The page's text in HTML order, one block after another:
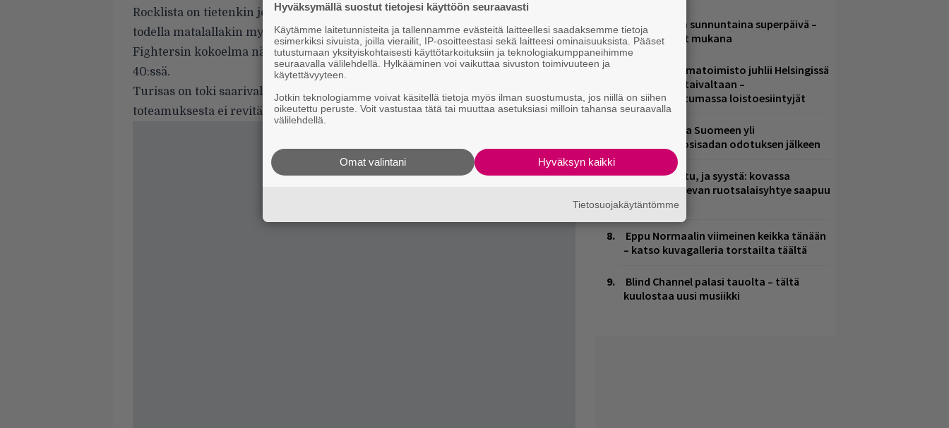
Rocklista on tietenkin jonkinlainen suosion indikaattori, mutta sille ylletään
todella matalallakin myynnillä. Listan levyistä vain kärjessä oleva Foo
Fightersin kokoelma näkyy myös isolla Top 75 -albumilistalla eikä sekään Top
40:ssä.
Turisas on toki saarivaltakunnassa melko suosittu, mutta ikävä kyllä siitä
toteamuksesta ei revitä vielä tarpeeksi mehukkaita otsikoita.
Tampereella sunnuntaina superpäivä –
nämä artistit mukana
Mainio ohjelmatoimisto juhlii Helsingissä
10-vuotista taivaltaan –
ilmaistapahtumassa loistoesiintyjät
Weezer palaa Suomeen yli
neljännesvuosisadan odotuksen jälkeen
Kent mainittu, ja syystä: kovassa
nosteessa olevan ruotsalaisyhtye saapuu
Suomeen
Eppu Normaalin viimeinen keikka tänään
– katso kuvagalleria torstailta täältä
Blind Channel palasi tauolta – tältä
kuulostaa uusi musiikki
Hyväksymällä suostut tietojesi käyttöön seuraavasti
Käytämme laitetunnisteita ja tallennamme evästeitä laitteellesi saadaksemme tietoja
esimerkiksi sivuista, joilla vierailit, IP-osoitteestasi sekä laitteesi ominaisuuksista. Pääset
tutustumaan yksityiskohtaisesti käyttötarkoituksiin ja teknologiakumppaneihimme
seuraavalla välilehdellä. Hylkääminen voi vaikuttaa sivuston toimivuuteen ja
käytettävyyteen.
Jotkin teknologiamme voivat käsitellä tietoja myös ilman suostumusta, jos niillä on siihen
oikeutettu peruste. Voit vastustaa tätä tai muuttaa asetuksiasi milloin tahansa seuraavalla
välilehdellä.
Hyväksyn kaikki
Omat valintani
Tietosuojakäytäntömme